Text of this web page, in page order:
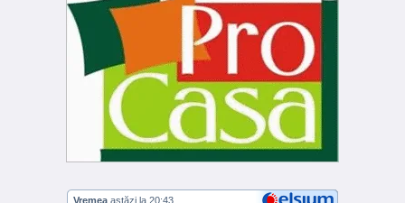
Vremea astăzi la 20:43